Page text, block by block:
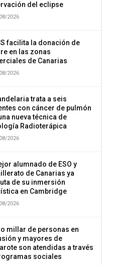
del eclipse
2026
facilita la donación de
en las zonas
de Canarias
2026
trata a seis
con cáncer de pulmón
nueva técnica de
Radioterápica
2026
alumnado de ESO y
de Canarias ya
de su inmersión
en Cambridge
2026
millar de personas en
y mayores de
son atendidas a través
sociales